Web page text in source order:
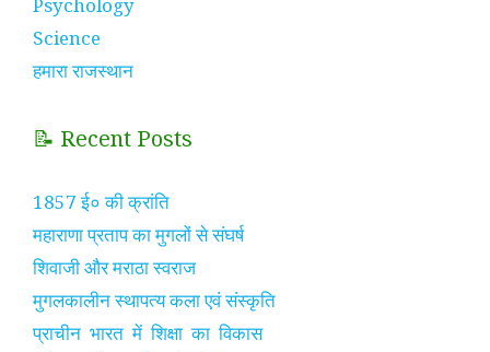
Science
हमारा राजस्थान
📝 Recent Posts
1857 ई० की क्रांति
महाराणा प्रताप का मुगलों से संघर्ष
शिवाजी और मराठा स्वराज
मुगलकालीन स्थापत्य कला एवं संस्कृति
प्राचीन भारत में शिक्षा का विकास